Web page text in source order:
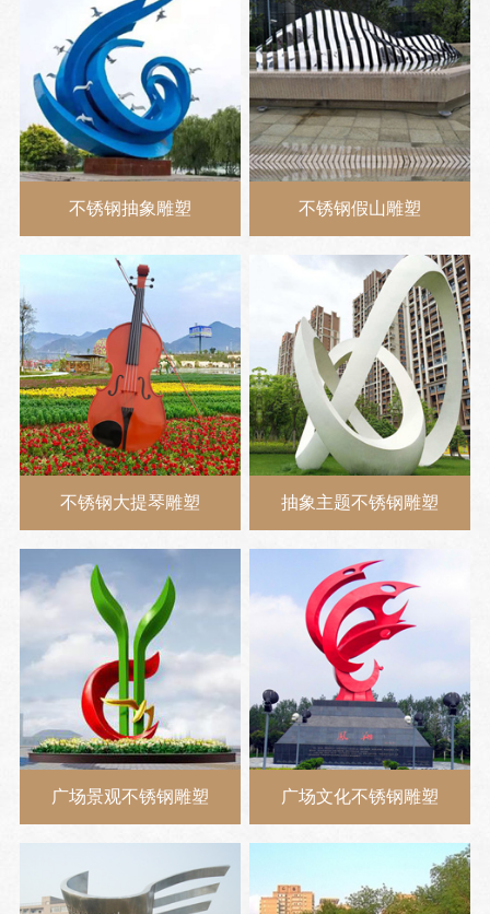
不锈钢抽象雕塑 不锈钢假山雕塑
不锈钢大提琴雕塑 抽象主题不锈钢雕塑
广场景观不锈钢雕塑 广场文化不锈钢雕塑